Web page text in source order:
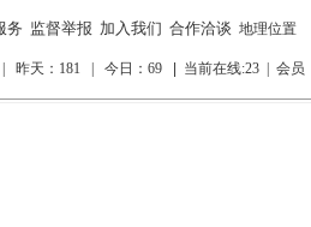
务 监督举报 加入我们 合作洽谈 地理位置
| 昨天：181 | 今日：69| 当前在线:23 | 会员